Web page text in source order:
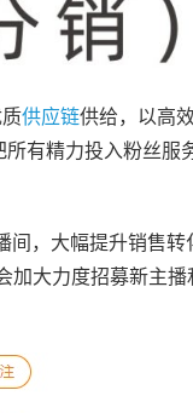
供应链供给，以高
有精力投入粉丝服
间，大幅提升销售转
加大力度招募新主播